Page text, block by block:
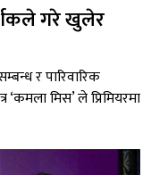
गरे खुलेर
र पारिवारिक
मिस’ ले प्रिमियरमा